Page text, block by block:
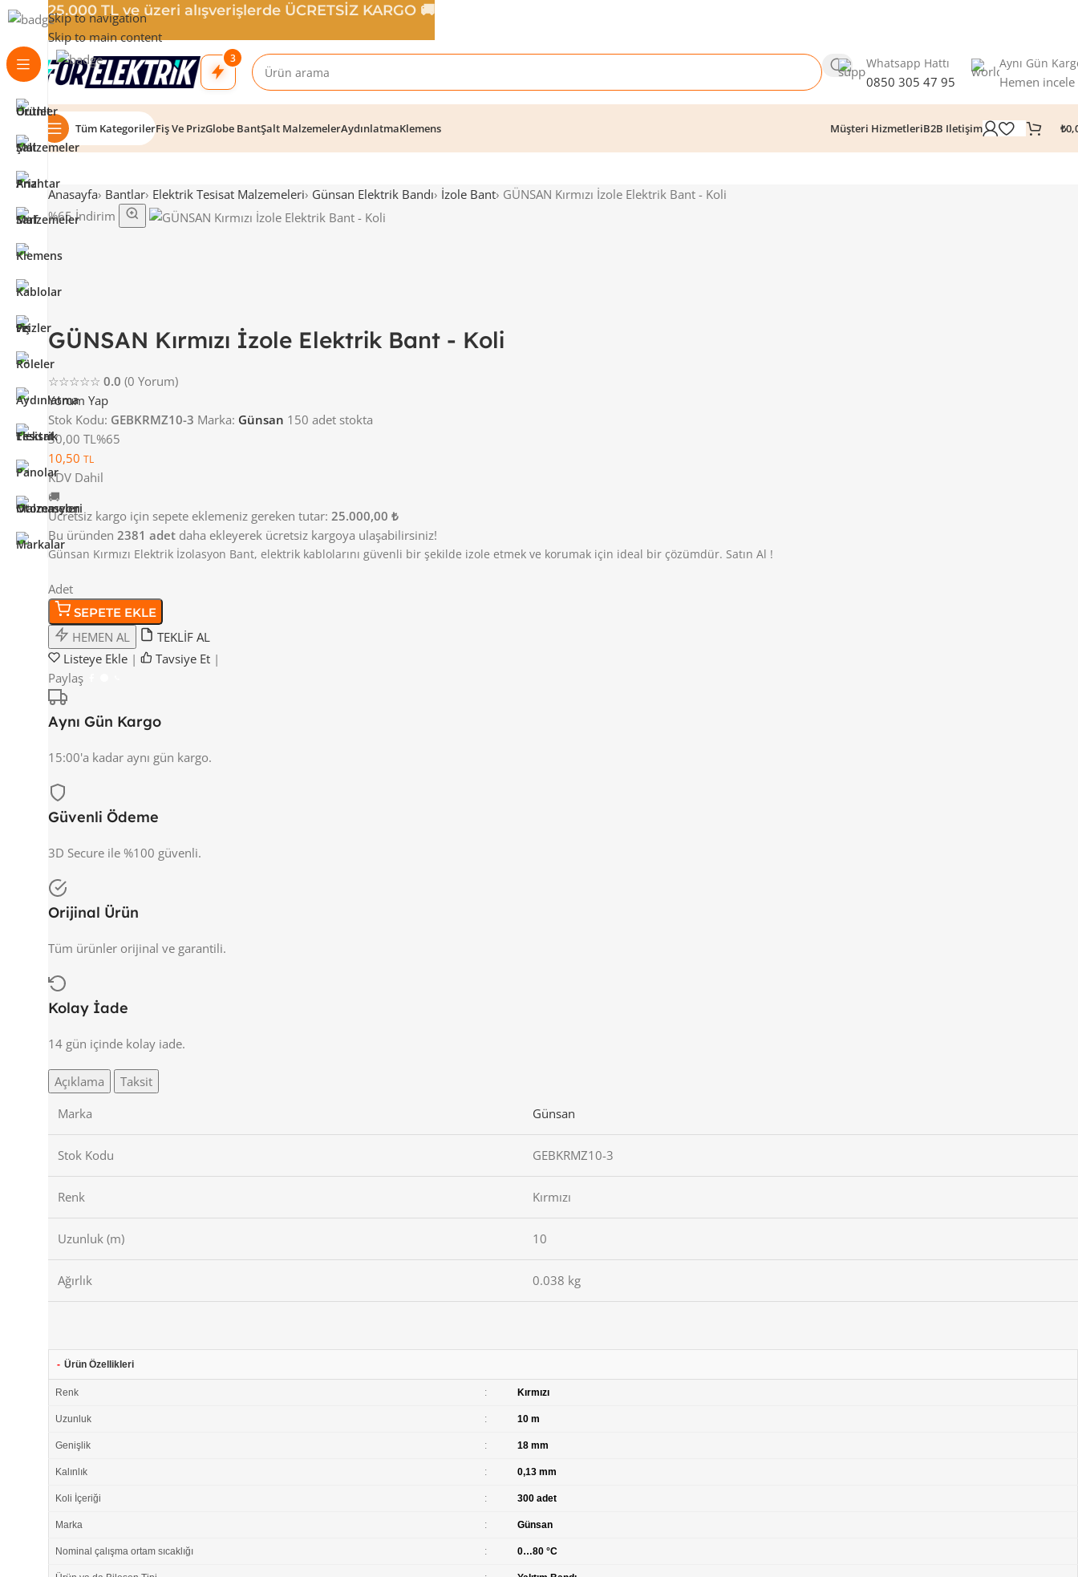
Skip to navigation
Skip to main content
3 Whatsapp Hattı
0850 305 47 95
Aynı Gün
Hemen incele
Tüm KategorilerFiş Ve PrizGlobe BantŞalt MalzemelerAydınlatmaKlemens Müşteri HizmetleriB2B Iletişim ₺
Anasayfa› Bantlar› Elektrik Tesisat Malzemeleri› Günsan Elektrik Bandı› İzole Bant› GÜNSAN Kırmızı İzole Elektrik Bant - Koli
%65 İndirim
GÜNSAN Kırmızı İzole Elektrik Bant - Koli
☆☆☆☆☆ 0.0 (0 Yorum)
Yorum Yap
Stok Kodu: GEBKRMZ10-3 Marka: Günsan 150 adet stokta
30,00 TL%65
10,50 TL
KDV Dahil
🚚
Ücretsiz kargo için sepete eklemeniz gereken tutar: 25.000,00 ₺
Bu üründen 2381 adet daha ekleyerek ücretsiz kargoya ulaşabilirsiniz!
Günsan Kırmızı Elektrik İzolasyon Bant, elektrik kablolarını güvenli bir şekilde izole etmek ve korumak için ideal bir çözümdür. Satın Al !
Adet
SEPETE EKLE
HEMEN AL
TEKLİF AL
Listeye Ekle | Tavsiye Et |
Paylaş
Aynı Gün Kargo
15:00'a kadar aynı gün kargo.
Güvenli Ödeme
3D Secure ile %100 güvenli.
Orijinal Ürün
Tüm ürünler orijinal ve garantili.
Kolay İade
14 gün içinde kolay iade.
Açıklama
Taksit
Marka
Günsan
Stok Kodu GEBKRMZ10-3
Renk Kırmızı
Uzunluk (m) 10
Ağırlık 0.038 kg
- Ürün Özellikleri
Renk : Kırmızı
Uzunluk : 10 m
Genişlik : 18 mm
Kalınlık : 0,13 mm
Koli İçeriği : 300 adet
Marka : Günsan
Nominal çalışma ortam sıcaklığı : 0…80 °C
25.000 TL ve üzeri alışverişlerde ÜCRETSİZ KARGO 🚚